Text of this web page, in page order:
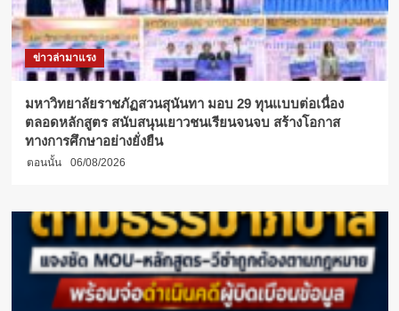
เพื่อ
พัฒนา
ศักยภาพ
ใน
การ
ปฏิบัติ
งาน
ข่าวล่ามาแรง
มหาวิทยาลัยราชภัฏสวนสุนันทา มอบ 29 ทุนแบบต่อเนื่อง
ตลอดหลักสูตร สนับสนุนเยาวชนเรียนจนจบ สร้างโอกาส
ทางการศึกษาอย่างยั่งยืน
ตอนนั้น 06/08/2026